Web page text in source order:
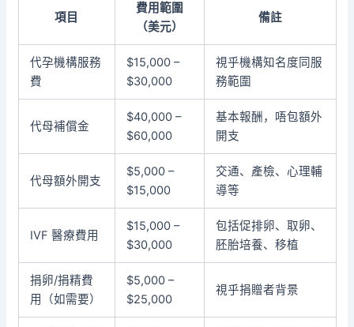
項目
費用範圍
（美元）
備註
代孕機構服務
費
$15,000 –
$30,000
視乎機構知名度同服
務範圍
代母補償金
$40,000 –
$60,000
基本報酬，唔包額外
開支
代母額外開支
$5,000 –
$15,000
交通、產檢、心理輔
導等
IVF 醫療費用
$15,000 –
$30,000
包括促排卵、取卵、
胚胎培養、移植
捐卵/捐精費
用（如需要）
$5,000 –
$25,000
視乎捐贈者背景